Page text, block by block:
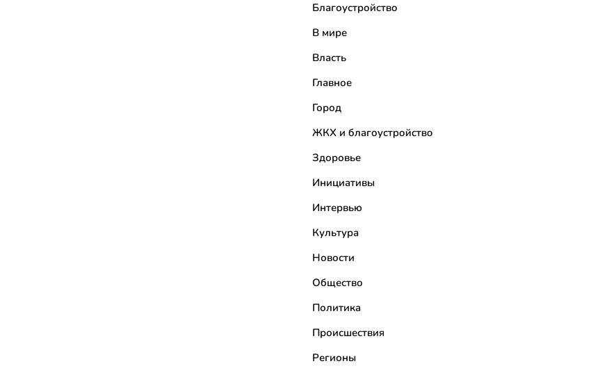
Благоустройство
В мире
Власть
Главное
Город
ЖКХ и благоустройство
Здоровье
Инициативы
Интервью
Культура
Новости
Общество
Политика
Происшествия
Регионы